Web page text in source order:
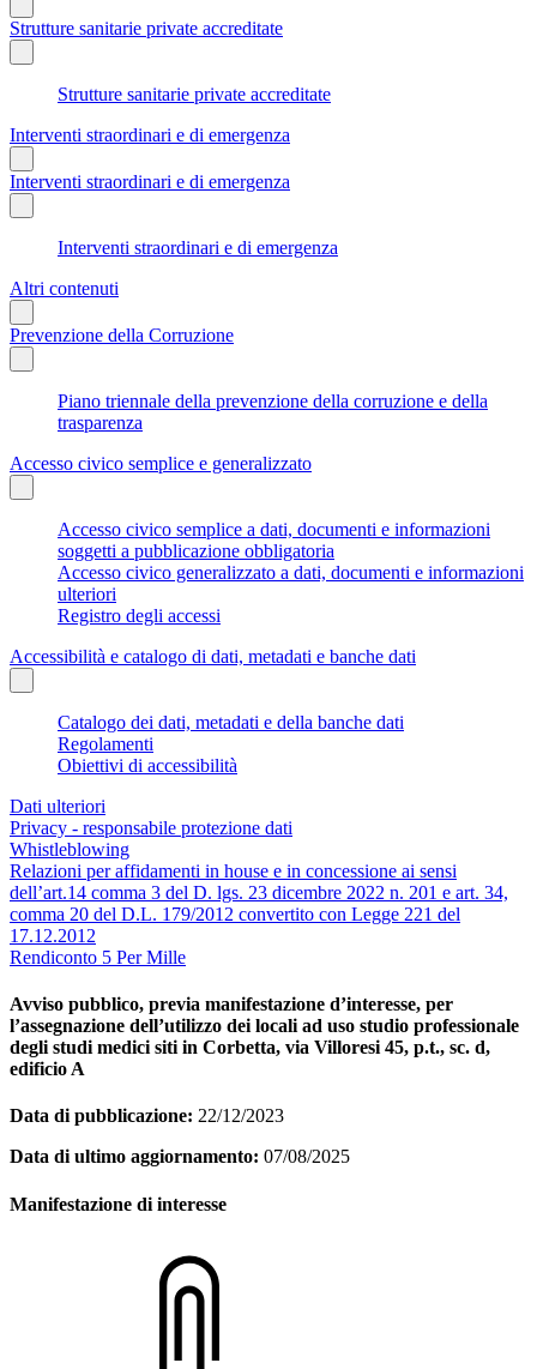
Strutture sanitarie private accreditate
Strutture sanitarie private accreditate
Interventi straordinari e di emergenza
Interventi straordinari e di emergenza
Interventi straordinari e di emergenza
Altri contenuti
Prevenzione della Corruzione
Piano triennale della prevenzione della corruzione e della
trasparenza
Accesso civico semplice e generalizzato
Accesso civico semplice a dati, documenti e informazioni
soggetti a pubblicazione obbligatoria
Accesso civico generalizzato a dati, documenti e informazioni
ulteriori
Registro degli accessi
Accessibilità e catalogo di dati, metadati e banche dati
Catalogo dei dati, metadati e della banche dati
Regolamenti
Obiettivi di accessibilità
Dati ulteriori
Privacy - responsabile protezione dati
Whistleblowing
Relazioni per affidamenti in house e in concessione ai sensi
dell’art.14 comma 3 del D. lgs. 23 dicembre 2022 n. 201 e art. 34,
comma 20 del D.L. 179/2012 convertito con Legge 221 del
17.12.2012
Rendiconto 5 Per Mille
Avviso pubblico, previa manifestazione d’interesse, per
l’assegnazione dell’utilizzo dei locali ad uso studio professionale
degli studi medici siti in Corbetta, via Villoresi 45, p.t., sc. d,
edificio A
Data di pubblicazione: 22/12/2023
Data di ultimo aggiornamento: 07/08/2025
Manifestazione di interesse